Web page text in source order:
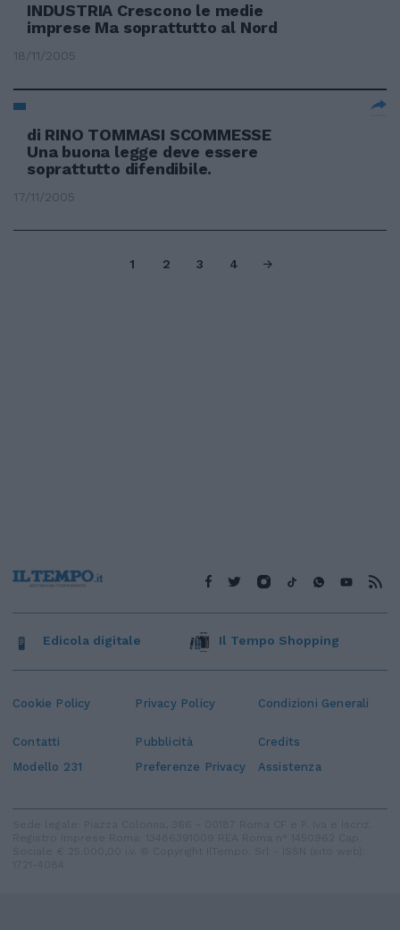
INDUSTRIA Crescono le medie
imprese Ma soprattutto al Nord
18/11/2005
di RINO TOMMASI SCOMMESSE
Una buona legge deve essere
soprattutto difendibile.
17/11/2005
1 2 3 4
Cookie Policy Privacy Policy Condizioni Generali
Contatti Pubblicità
Credits
Modello 231
Preferenze Privacy Assistenza
Edicola digitale Il Tempo Shopping